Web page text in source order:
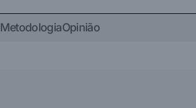
MetodologiaOpinião